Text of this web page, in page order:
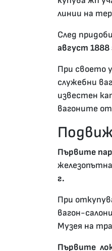
линии на
След
август 1888
При своето
служебни
известен
вагоните
Първите
г.
При
вагон-
Музея на
Първите